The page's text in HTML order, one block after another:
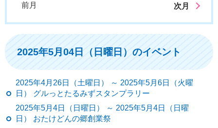
前月 次月
2025年5月04日（日曜日）のイベント
2025年4月26日（土曜日） ～ 2025年5月6日（火曜
日） グルっとたるみずスタンプラリー
2025年5月4日（日曜日） ～ 2025年5月4日（日曜
日） おたけどんの郷創業祭